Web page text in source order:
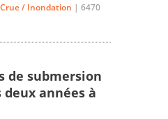
Crue / Inondation | 6470
de submersion
années à